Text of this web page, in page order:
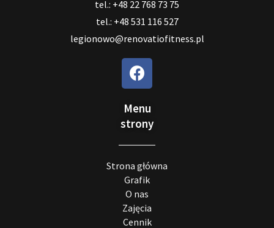
tel.: +48 22 768 73 75
tel.: +48 531 116 527
legionowo@renovatiofitness.pl
Menu
strony
Strona główna
Grafik
O nas
Zajęcia
Cennik